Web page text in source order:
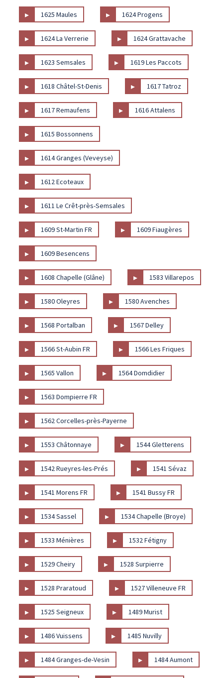
▸ 1625 Maules ▸ 1624 Progens
▸ 1624 La Verrerie ▸ 1624 Grattavache
▸ 1623 Semsales ▸ 1619 Les Paccots
▸ 1618 Châtel-St-Denis ▸ 1617 Tatroz
▸ 1617 Remaufens ▸ 1616 Attalens
▸ 1615 Bossonnens
▸ 1614 Granges (Veveyse)
▸ 1612 Ecoteaux
▸ 1611 Le Crêt-près-Semsales
▸ 1609 St-Martin FR ▸ 1609 Fiaugères
▸ 1609 Besencens
▸ 1608 Chapelle (Glâne) ▸ 1583 Villarepos
▸ 1580 Oleyres ▸ 1580 Avenches
▸ 1568 Portalban ▸ 1567 Delley
▸ 1566 St-Aubin FR ▸ 1566 Les Friques
▸ 1565 Vallon ▸ 1564 Domdidier
▸ 1563 Dompierre FR
▸ 1562 Corcelles-près-Payerne
▸ 1553 Châtonnaye ▸ 1544 Gletterens
▸ 1542 Rueyres-les-Prés ▸ 1541 Sévaz
▸ 1541 Morens FR ▸ 1541 Bussy FR
▸ 1534 Sassel ▸ 1534 Chapelle (Broye)
▸ 1533 Ménières ▸ 1532 Fétigny
▸ 1529 Cheiry ▸ 1528 Surpierre
▸ 1528 Praratoud ▸ 1527 Villeneuve FR
▸ 1525 Seigneux ▸ 1489 Murist
▸ 1486 Vuissens ▸ 1485 Nuvilly
▸ 1484 Granges-de-Vesin ▸ 1484 Aumont